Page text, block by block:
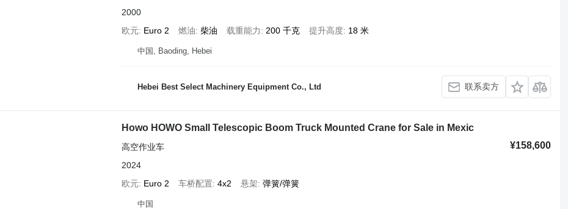
2000
欧元 Euro 2 燃油 柴油 载重能力 200 千克 提升高度 18 米
中国, Baoding, Hebei
Hebei Best Select Machinery Equipment Co., Ltd 联系卖方
Howo HOWO Small Telescopic Boom Truck Mounted Crane for Sale in Mexic
¥158,600
高空作业车
2024
欧元 Euro 2 车桥配置 4x2 悬架 弹簧/弹簧
中国